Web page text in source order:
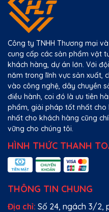
Công ty TNHH Thương mại
cung cấp các sản phẩm vật
khách hàng, dự án lớn. Với
năm trong lĩnh vực sản xuất,
vào công nghệ, dây chuyền
điều hành, coi đó là ưu tiên
phẩm, giải pháp tốt nhất
nhất cho khách hàng cũng
vững cho chúng tôi.
HÌNH THỨC THANH
THÔNG TIN CHUNG
Địa chỉ: Số 24, ngách 3/2,